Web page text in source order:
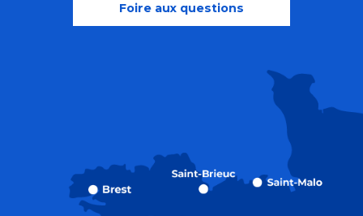
Foire aux questions